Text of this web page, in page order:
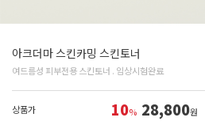
아크더마 스킨카밍 스킨토너
여드름성 피부전용 스킨토너 . 임상시험완료
상품가 10% 28,800원